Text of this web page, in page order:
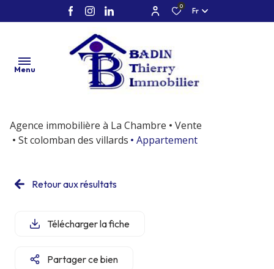
0
Fr
Menu
accueil
location
de biens /
Agence immobilière à La Chambre
Vente
St colomban des villards
Appartement
Retour aux résultats
Télécharger la fiche
Partager ce bien